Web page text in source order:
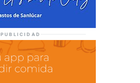
PUBLICIDAD